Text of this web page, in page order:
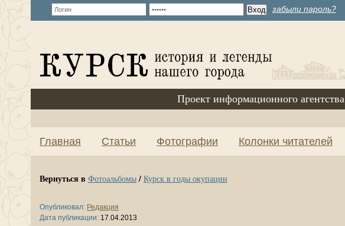
забыли пароль?
Проект информационного агентства
Главная Статьи Фотографии Колонки читателей
Вернуться в Фотоальбомы/ Курск в годы окупации
Опубликовал: Редакция
Дата публикации: 17.04.2013